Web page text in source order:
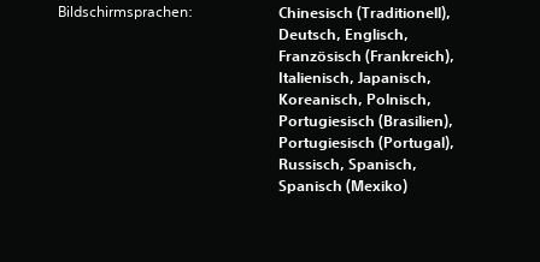
Bildschirmsprachen:
Chinesisch (Traditionell),
Deutsch, Englisch,
Französisch (Frankreich),
Italienisch, Japanisch,
Koreanisch, Polnisch,
Portugiesisch (Brasilien),
Portugiesisch (Portugal),
Russisch, Spanisch,
Spanisch (Mexiko)